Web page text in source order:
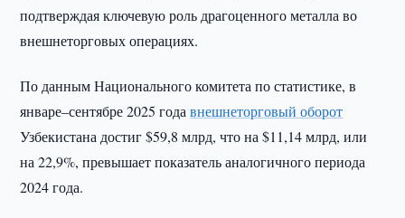
подтверждая ключевую роль драгоценного металла во
внешнеторговых операциях.
По данным Национального комитета по статистике, в
январе–сентябре 2025 годавнешнеторговый оборот
Узбекистана достиг $59,8 млрд, что на $11,14 млрд, или
на 22,9%, превышает показатель аналогичного периода
2024 года.